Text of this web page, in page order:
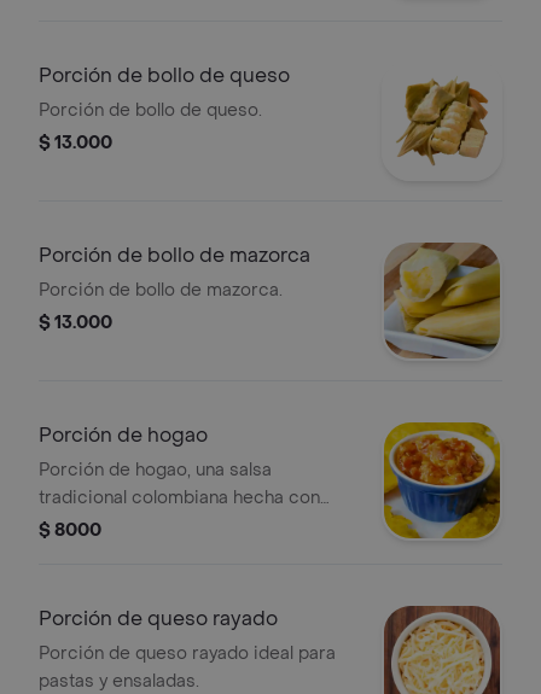
Porción de bollo de queso
Porción de bollo de queso.
$ 13.000
Porción de bollo de mazorca
Porción de bollo de mazorca.
$ 13.000
Porción de hogao
Porción de hogao, una salsa
tradicional colombiana hecha con
cebolla y tomate, ideal para
$ 8000
Porción de queso rayado
Porción de queso rayado ideal para
pastas y ensaladas.